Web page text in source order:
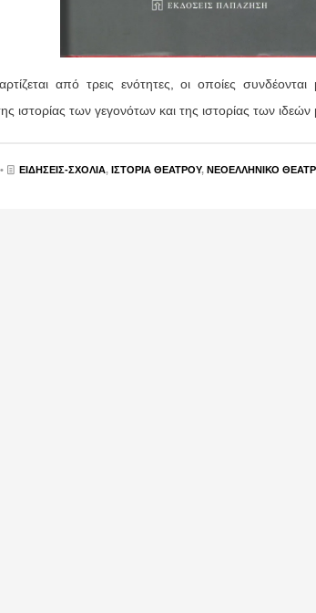
από τρεις ενότητες, οι οποίες
ιστορίας των γεγονότων και της ιστορίας των ιδεών
ΕΙΔΉΣΕΙΣ-ΣΧΟΛΙΑ,ΙΣΤΟΡΊΑ ΘΕΆΤΡΟΥ,ΝΕΟΕΛΛΗΝΙΚΌ